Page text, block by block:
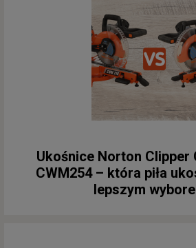
Ukośnice Norton Clipper
CWM254 – która piła
lepszym